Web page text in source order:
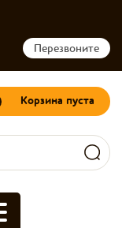
Перезвоните
Корзина пуста